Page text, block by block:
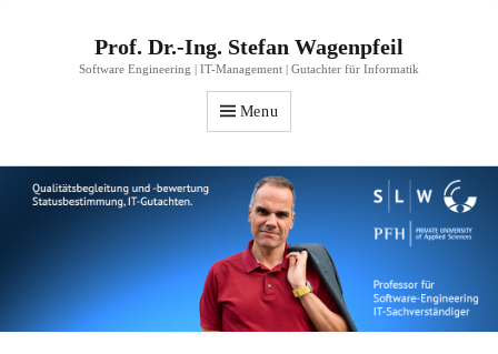
Prof. Dr.-Ing. Stefan Wagenpfeil
Software Engineering | IT-Management | Gutachter für Informatik
Menu